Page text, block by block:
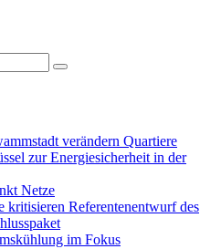
verändern Quartiere
zur Energiesicherheit in der
Netze
kritisieren Referentenentwurf des
im Fokus